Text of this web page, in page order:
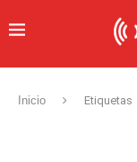
Inicio Etiquetas